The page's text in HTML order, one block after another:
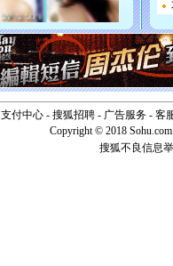
你是我
[元旦]如
起；二是
离。水晶
[元旦]当
泣，这痛
卖了。
[春节]
风
颜！冬去
道一声平
支付中心- 搜狐招聘- 广告服务- 客
Copyright © 2018
搜狐不良信息